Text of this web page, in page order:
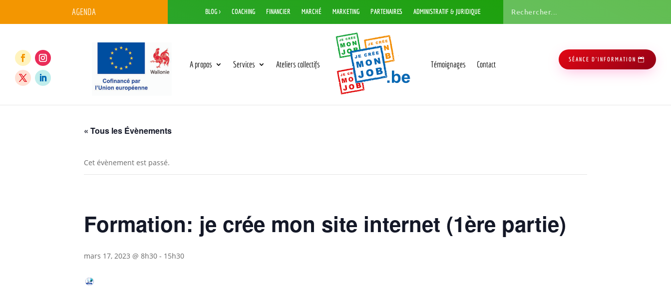
AGENDA BLOG > COACHING FINANCIER MARCHÉ MARKETING PARTENAIRES ADMINISTRATIF & JURIDIQUE
A propos Services Ateliers collectifs Témoignages Contact
SÉANCE D'INFORMATION
« Tous les Évènements
Cet évènement est passé.
Formation: je crée mon site internet (1ère partie)
mars 17, 2023 @ 8h30 - 15h30